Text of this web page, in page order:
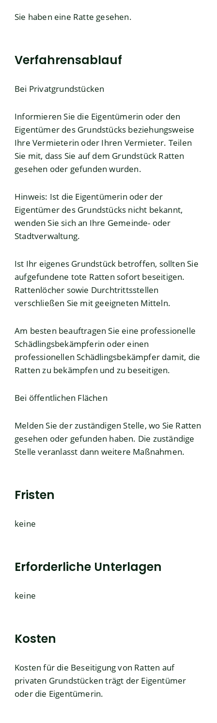
Sie haben eine Ratte gesehen.
Verfahrensablauf
Bei Privatgrundstücken
Informieren Sie die Eigentümerin oder den
Eigentümer des Grundstücks beziehungsweise
Ihre Vermieterin oder Ihren Vermieter. Teilen
Sie mit, dass Sie auf dem Grundstück Ratten
gesehen oder gefunden wurden.
Hinweis: Ist die Eigentümerin oder der
Eigentümer des Grundstücks nicht bekannt,
wenden Sie sich an Ihre Gemeinde- oder
Stadtverwaltung.
Ist Ihr eigenes Grundstück betroffen, sollten Sie
aufgefundene tote Ratten sofort beseitigen.
Rattenlöcher sowie Durchtrittsstellen
verschließen Sie mit geeigneten Mitteln.
Am besten beauftragen Sie eine professionelle
Schädlingsbekämpferin oder einen
professionellen Schädlingsbekämpfer damit, die
Ratten zu bekämpfen und zu beseitigen.
Bei öffentlichen Flächen
Melden Sie der zuständigen Stelle, wo Sie Ratten
gesehen oder gefunden haben. Die zuständige
Stelle veranlasst dann weitere Maßnahmen.
Fristen
keine
Erforderliche Unterlagen
keine
Kosten
Kosten für die Beseitigung von Ratten auf
privaten Grundstücken trägt der Eigentümer
oder die Eigentümerin.